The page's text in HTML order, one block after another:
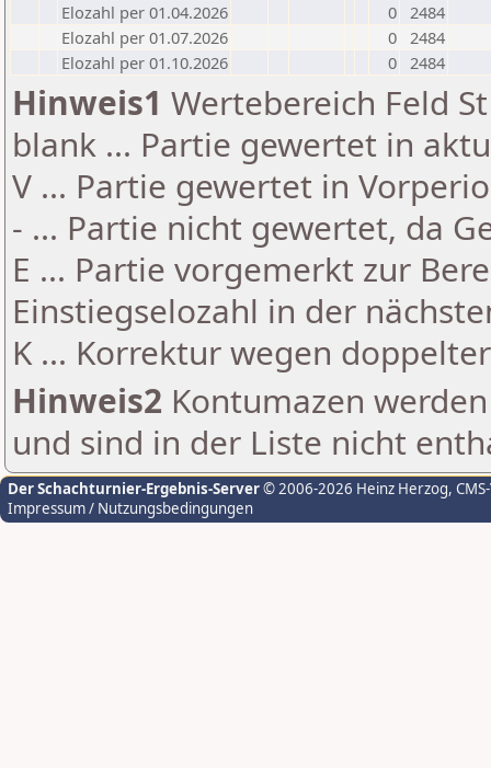
Elozahl per 01.04.2026
0 2484
Elozahl per 01.07.2026
0 2484
Elozahl per 01.10.2026
0 2484
Hinweis1 Wertebereich Feld
blank ... Partie gewertet in
V ... Partie gewertet in
- ... Partie nicht gewertet, da
E ... Partie vorgemerkt zur
Einstiegselozahl in der
K ... Korrektur wegen
Hinweis2 Kontumazen
und sind in der Liste nicht
Der Schachturnier-Ergebnis-Server© 2006-2026 Heinz Herzog,
Impressum / Nutzungsbedingungen